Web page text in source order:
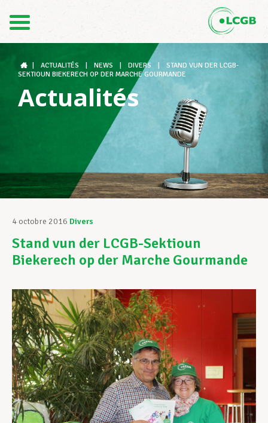
DE
Le LCGB
Structures syndicales
Assistance au Travail
Vos droits
Assistance en vie privée
Développement professionnel
Devenir Membre
ACTUALITÉS NEWS DIVERS
STAND VUN DER LCGB-
SEKTIOUN BIEKERECH OP DER MARCHE GOURMANDE
Actualités
4 octobre 2016 Divers
Stand vun der LCGB-Sektioun
Biekerech op der Marche Gourmande